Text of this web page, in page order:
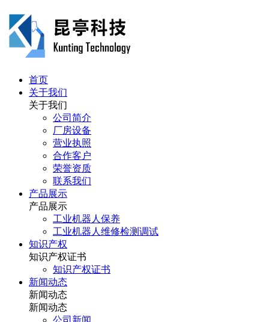
首页
关于我们
关于我们
公司简介
厂房设备
营业执照
合作客户
荣誉资质
联系我们
产品展示
产品展示
工业机器人保养
工业机器人维修检测调试
知识产权
知识产权证书
知识产权证书
新闻动态
新闻动态
新闻动态
公司新闻